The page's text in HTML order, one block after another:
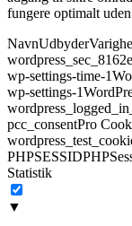
fungere optimalt
NavnUdbyder
wp-settings-time-1
wp-settings-1
pcc_consentPro
PHPSESSIDPHP
Statistik
▼